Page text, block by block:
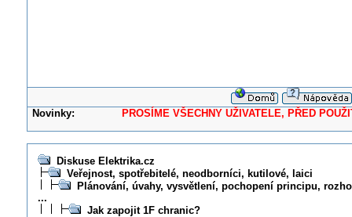
Novinky: PROSÍME VŠECHNY UŽIVATELE, PŘED
Diskuse Elektrika.cz
Veřejnost, spotřebitelé, neodborníci, kutilové, laici
Plánování, úvahy, vysvětlení, pochopení principu,
...
Jak zapojit 1F chranic?